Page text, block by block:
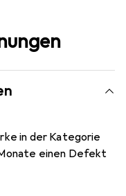
in der Kategorie
einen Defekt